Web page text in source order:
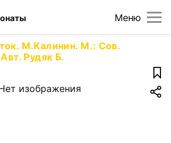
Меню
М.Калинин. М.: Сов.
Рудяк Б.
изображения